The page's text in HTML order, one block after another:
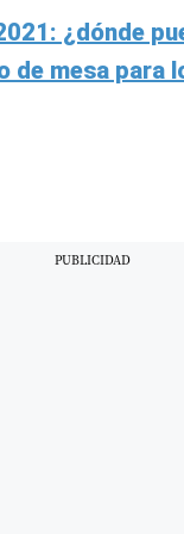
¿dónde
de mesa para